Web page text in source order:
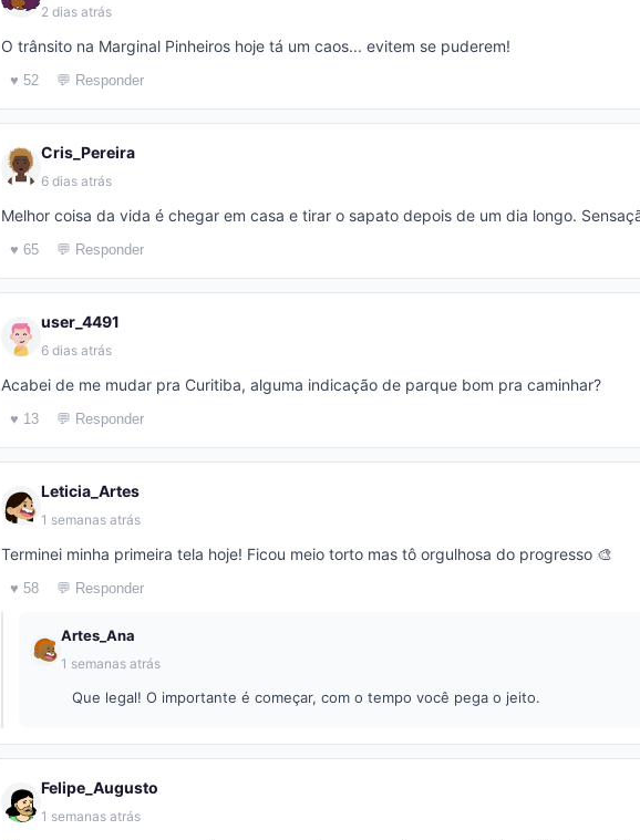
2 dias atrás
O trânsito na Marginal Pinheiros hoje tá um caos... evitem se puderem!
♥ 52 💬 Responder
Cris_Pereira
6 dias atrás
Melhor coisa da vida é chegar em casa e tirar o sapato depois de um dia longo.
♥ 65 💬 Responder
user_4491
6 dias atrás
Acabei de me mudar pra Curitiba, alguma indicação de parque bom pra caminhar?
♥ 13 💬 Responder
Leticia_Artes
1 semanas atrás
Terminei minha primeira tela hoje! Ficou meio torto mas tô orgulhosa do progresso 🎨
♥ 58 💬 Responder
Artes_Ana
1 semanas atrás
Que legal! O importante é começar, com o tempo você pega o jeito.
Felipe_Augusto
1 semanas atrás